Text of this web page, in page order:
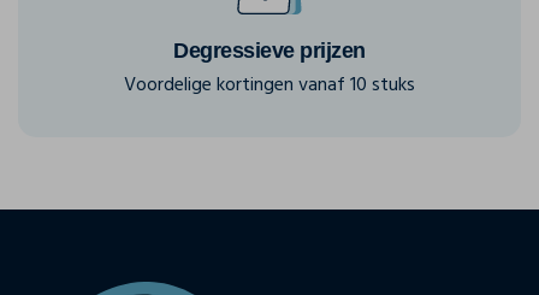
Degressieve prijzen
Voordelige kortingen vanaf 10 stuks